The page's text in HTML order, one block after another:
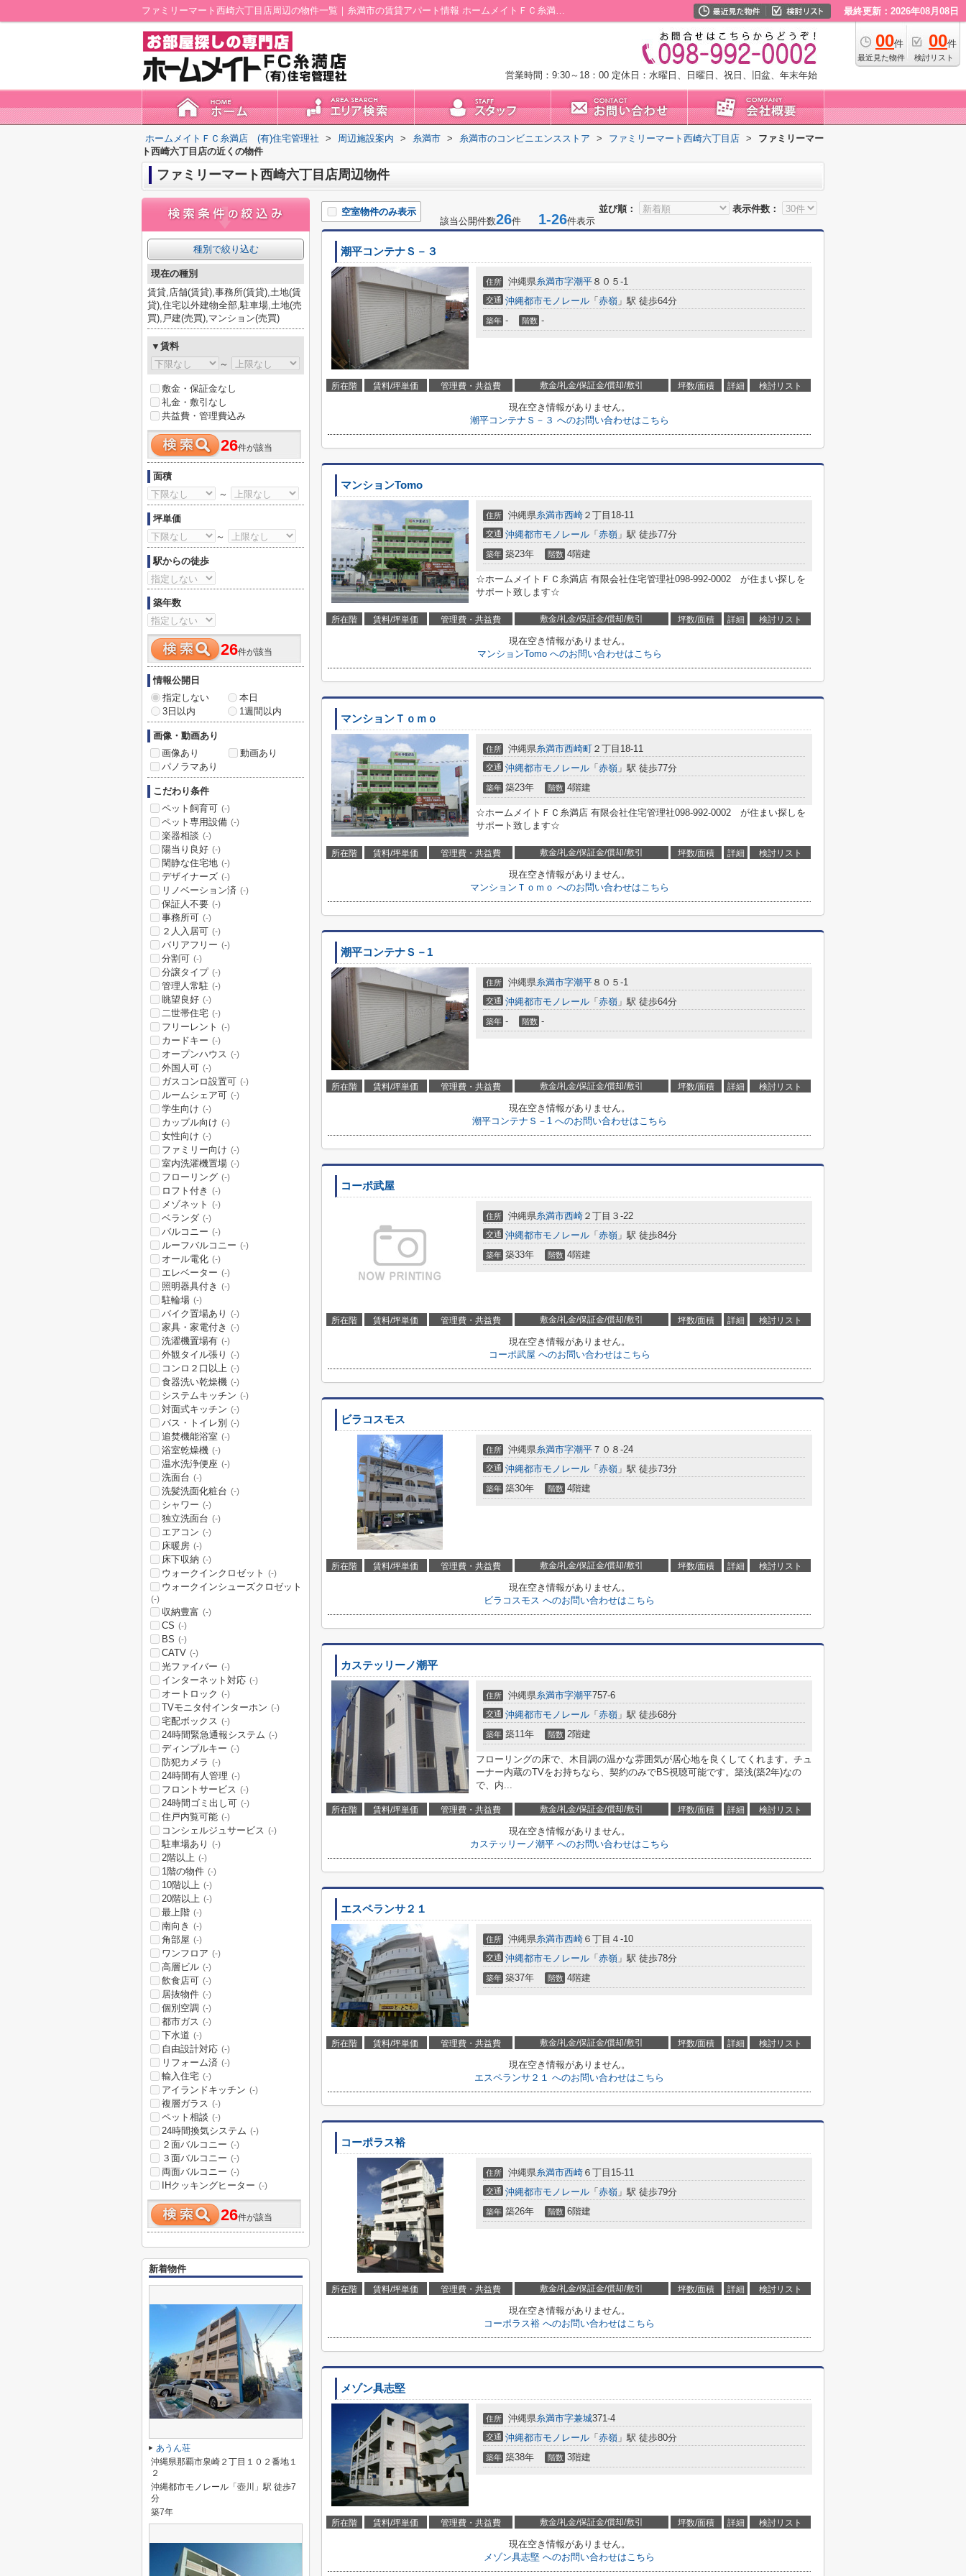
ファミリーマート西崎六丁目店周辺の物件一覧｜糸満市の賃貸アパート情報 ホームメイトＦＣ糸満店 (有)住宅管理社 最終更新：2026年08月08日
00件
最近見た物件
00件
検討リスト
営業時間：9:30～18：00 定休日：水曜日、日曜日、祝日、旧盆、年末年始
ホームメイトＦＣ糸満店 (有)住宅管理社 > 周辺施設案内 > 糸満市 > 糸満市のコンビニエンスストア > ファミリーマート西崎六丁目店 >
ファミリーマー
ト西崎六丁目店の近くの物件
ファミリーマート西崎六丁目店周辺物件
並び順： 表示件数：
空室物件のみ表示
該当公開件数26件 1-26件表示
潮平コンテナＳ－３
住所 沖縄県糸満市字潮平 ８０５-1
交通 沖縄都市モノレール 「 赤嶺 」駅 徒歩64分
築年 - 階数 -
所在階 賃料/坪単価 管理費・共益費 敷金/礼金/保証金/償却/敷引 坪数/面積 詳細 検討リスト
現在空き情報がありません。
潮平コンテナＳ－３ へのお問い合わせはこちら
マンションTomo
住所 沖縄県糸満市西崎 ２丁目18-11
交通 沖縄都市モノレール 「 赤嶺 」駅 徒歩77分
築年 築23年 階数 4階建
☆ホームメイトＦＣ糸満店 有限会社住宅管理社098-992-0002 が住まい探しを
サポート致します☆
所在階 賃料/坪単価 管理費・共益費 敷金/礼金/保証金/償却/敷引 坪数/面積 詳細 検討リスト
現在空き情報がありません。
マンションTomo へのお問い合わせはこちら
マンションＴｏｍｏ
住所 沖縄県糸満市西崎町 ２丁目18-11
交通 沖縄都市モノレール 「 赤嶺 」駅 徒歩77分
築年 築23年 階数 4階建
☆ホームメイトＦＣ糸満店 有限会社住宅管理社098-992-0002 が住まい探しを
サポート致します☆
所在階 賃料/坪単価 管理費・共益費 敷金/礼金/保証金/償却/敷引 坪数/面積 詳細 検討リスト
現在空き情報がありません。
マンションＴｏｍｏ へのお問い合わせはこちら
潮平コンテナＳ－1
住所 沖縄県糸満市字潮平 ８０５-1
交通 沖縄都市モノレール 「 赤嶺 」駅 徒歩64分
築年 - 階数 -
所在階 賃料/坪単価 管理費・共益費 敷金/礼金/保証金/償却/敷引 坪数/面積 詳細 検討リスト
現在空き情報がありません。
潮平コンテナＳ－1 へのお問い合わせはこちら
コーポ武屋
住所 沖縄県糸満市西崎 ２丁目３-22
交通 沖縄都市モノレール 「 赤嶺 」駅 徒歩84分
築年 築33年 階数 4階建
所在階 賃料/坪単価 管理費・共益費 敷金/礼金/保証金/償却/敷引 坪数/面積 詳細 検討リスト
現在空き情報がありません。
コーポ武屋 へのお問い合わせはこちら
ビラコスモス
住所 沖縄県糸満市字潮平 ７０８-24
交通 沖縄都市モノレール 「 赤嶺 」駅 徒歩73分
築年 築30年 階数 4階建
所在階 賃料/坪単価 管理費・共益費 敷金/礼金/保証金/償却/敷引 坪数/面積 詳細 検討リスト
現在空き情報がありません。
ビラコスモス へのお問い合わせはこちら
カステッリーノ潮平
住所 沖縄県糸満市字潮平757-6
交通 沖縄都市モノレール 「 赤嶺 」駅 徒歩68分
築年 築11年 階数 2階建
フローリングの床で、木目調の温かな雰囲気が居心地を良くしてくれます。チュ
ーナー内蔵のTVをお持ちなら、契約のみでBS視聴可能です。築浅(築2年)なの
で、内...
所在階 賃料/坪単価 管理費・共益費 敷金/礼金/保証金/償却/敷引 坪数/面積 詳細 検討リスト
現在空き情報がありません。
カステッリーノ潮平 へのお問い合わせはこちら
エスペランサ２１
住所 沖縄県糸満市西崎 ６丁目４-10
交通 沖縄都市モノレール 「 赤嶺 」駅 徒歩78分
築年 築37年 階数 4階建
所在階 賃料/坪単価 管理費・共益費 敷金/礼金/保証金/償却/敷引 坪数/面積 詳細 検討リスト
現在空き情報がありません。
エスペランサ２１ へのお問い合わせはこちら
コーポラス裕
住所 沖縄県糸満市西崎 ６丁目15-11
交通 沖縄都市モノレール 「 赤嶺 」駅 徒歩79分
築年 築26年 階数 6階建
所在階 賃料/坪単価 管理費・共益費 敷金/礼金/保証金/償却/敷引 坪数/面積 詳細 検討リスト
現在空き情報がありません。
コーポラス裕 へのお問い合わせはこちら
メゾン具志堅
住所 沖縄県糸満市字兼城371-4
交通 沖縄都市モノレール 「 赤嶺 」駅 徒歩80分
築年 築38年 階数 3階建
所在階 賃料/坪単価 管理費・共益費 敷金/礼金/保証金/償却/敷引 坪数/面積 詳細 検討リスト
現在空き情報がありません。
メゾン具志堅 へのお問い合わせはこちら
種別で絞り込む
現在の種別
賃貸,店舗(賃貸),事務所(賃貸),土地(賃
貸),住宅以外建物全部,駐車場,土地(売
買),戸建(売買),マンション(売買)
▼賃料
～
敷金・保証金なし
礼金・敷引なし
共益費・管理費込み
26件が該当
面積
～
坪単価
～
駅からの徒歩
築年数
26件が該当
情報公開日
指定しない
本日
3日以内
1週間以内
画像・動画あり
画像あり
動画あり
パノラマあり
こだわり条件
ペット飼育可 (-)
ペット専用設備 (-)
楽器相談 (-)
陽当り良好 (-)
閑静な住宅地 (-)
デザイナーズ (-)
リノベーション済 (-)
保証人不要 (-)
事務所可 (-)
２人入居可 (-)
バリアフリー (-)
分割可 (-)
分譲タイプ (-)
管理人常駐 (-)
眺望良好 (-)
二世帯住宅 (-)
フリーレント (-)
カードキー (-)
オープンハウス (-)
外国人可 (-)
ガスコンロ設置可 (-)
ルームシェア可 (-)
学生向け (-)
カップル向け (-)
女性向け (-)
ファミリー向け (-)
室内洗濯機置場 (-)
フローリング (-)
ロフト付き (-)
メゾネット (-)
ベランダ (-)
バルコニー (-)
ルーフバルコニー (-)
オール電化 (-)
エレベーター (-)
照明器具付き (-)
駐輪場 (-)
バイク置場あり (-)
家具・家電付き (-)
洗濯機置場有 (-)
外観タイル張り (-)
コンロ２口以上 (-)
食器洗い乾燥機 (-)
システムキッチン (-)
対面式キッチン (-)
バス・トイレ別 (-)
追焚機能浴室 (-)
浴室乾燥機 (-)
温水洗浄便座 (-)
洗面台 (-)
洗髪洗面化粧台 (-)
シャワー (-)
独立洗面台 (-)
エアコン (-)
床暖房 (-)
床下収納 (-)
ウォークインクロゼット (-)
ウォークインシューズクロゼット
(-)
収納豊富 (-)
CS (-)
BS (-)
CATV (-)
光ファイバー (-)
インターネット対応 (-)
オートロック (-)
TVモニタ付インターホン (-)
宅配ボックス (-)
24時間緊急通報システム (-)
ディンプルキー (-)
防犯カメラ (-)
24時間有人管理 (-)
フロントサービス (-)
24時間ゴミ出し可 (-)
住戸内覧可能 (-)
コンシェルジュサービス (-)
駐車場あり (-)
2階以上 (-)
1階の物件 (-)
10階以上 (-)
20階以上 (-)
最上階 (-)
南向き (-)
角部屋 (-)
ワンフロア (-)
高層ビル (-)
飲食店可 (-)
居抜物件 (-)
個別空調 (-)
都市ガス (-)
下水道 (-)
自由設計対応 (-)
リフォーム済 (-)
輸入住宅 (-)
アイランドキッチン (-)
複層ガラス (-)
ペット相談 (-)
24時間換気システム (-)
２面バルコニー (-)
３面バルコニー (-)
両面バルコニー (-)
IHクッキングヒーター (-)
26件が該当
新着物件
あうん荘
沖縄県那覇市泉崎２丁目１０２番地１
２
沖縄都市モノレール「壺川」駅 徒歩7
分
築7年